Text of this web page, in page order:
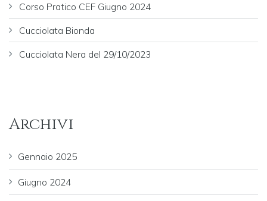
Corso Pratico CEF Giugno 2024
Cucciolata Bionda
Cucciolata Nera del 29/10/2023
Archivi
Gennaio 2025
Giugno 2024